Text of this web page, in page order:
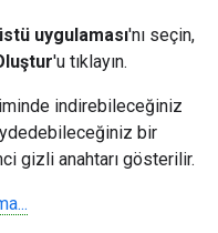
uygulaması'nı seçin,
'u tıklayın.
indirebileceğiniz
bir
gizli anahtarı gösterilir.